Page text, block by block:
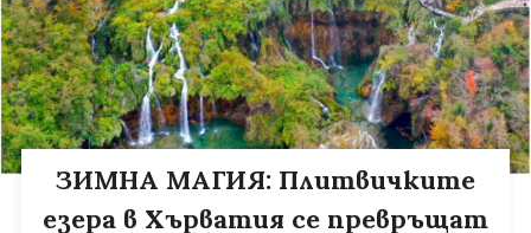
ЗИМНА МАГИЯ: Плитвичките
езера в Хърватия се превръщат